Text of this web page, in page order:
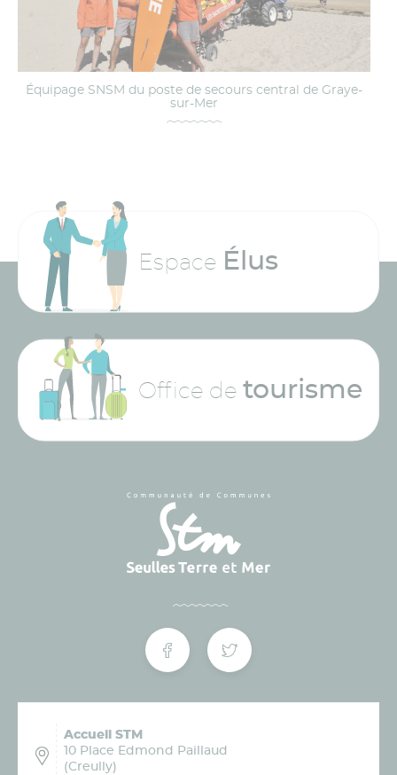
Équipage SNSM du poste de secours central de Graye-
sur-Mer
Espace Élus
Office de tourisme
Accueil STM
10 Place Edmond Paillaud
(Creully)